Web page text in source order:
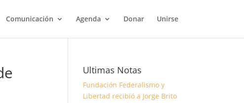
Comunicación Agenda Donar Unirse
Ultimas Notas
Fundación Federalismo y
Libertad recibió a Jorge Brito